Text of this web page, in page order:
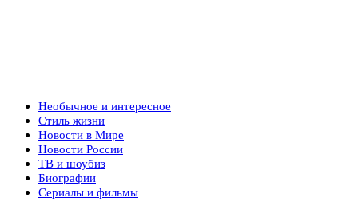
Необычное и интересное
Стиль жизни
Новости в Мире
Новости России
ТВ и шоубиз
Биографии
Сериалы и фильмы